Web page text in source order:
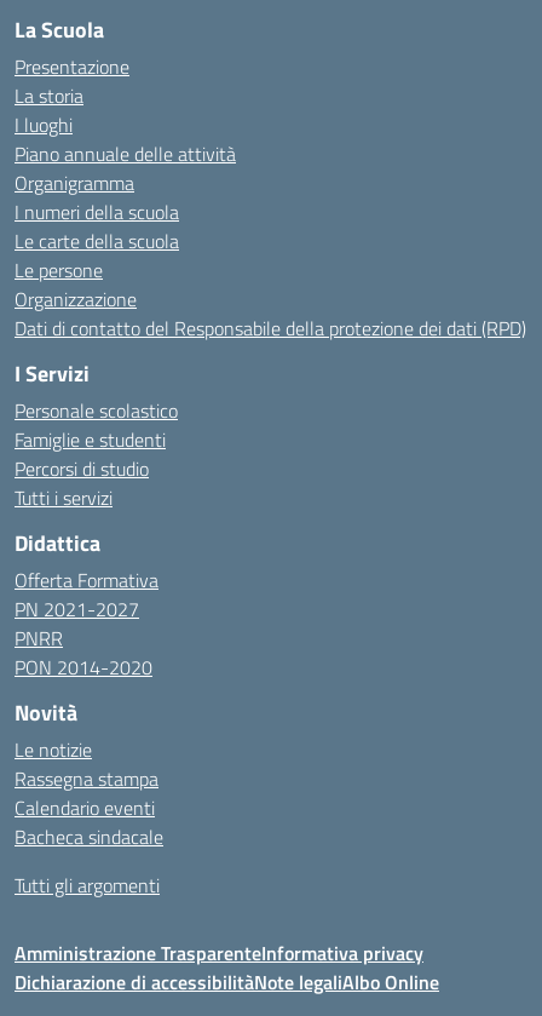
La Scuola
Presentazione
La storia
I luoghi
Piano annuale delle attività
Organigramma
I numeri della scuola
Le carte della scuola
Le persone
Organizzazione
Dati di contatto del Responsabile della protezione dei dati (RPD)
I Servizi
Personale scolastico
Famiglie e studenti
Percorsi di studio
Tutti i servizi
Didattica
Offerta Formativa
PN 2021-2027
PNRR
PON 2014-2020
Novità
Le notizie
Rassegna stampa
Calendario eventi
Bacheca sindacale
Tutti gli argomenti
Amministrazione TrasparenteInformativa privacy
Dichiarazione di accessibilitàNote legaliAlbo Online